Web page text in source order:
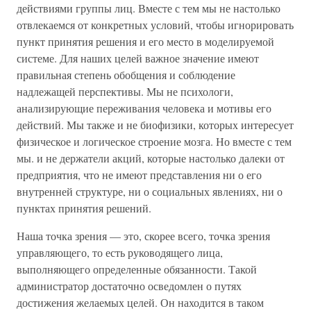
действиями группы лиц. Вместе с тем мы не настолько
отвлекаемся от конкретных условий, чтобы игнорировать
пункт принятия решения и его место в моделируемой
системе. Для наших целей важное значение имеют
правильная степень обобщения и соблюдение
надлежащей перспективы. Мы не психологи,
анализирующие переживания человека и мотивы его
действий. Мы также и не биофизики, которых интересует
физическое и логическое строение мозга. Но вместе с тем
мы. и не держатели акций, которые настолько далеки от
предприятия, что не имеют представления ни о его
внутренней структуре, ни о социальных явлениях, ни о
пунктах принятия решений.
Наша точка зрения — это, скорее всего, точка зрения
управляющего, то есть руководящего лица,
выполняющего определенные обязанности. Такой
администратор достаточно осведомлен о путях
достижения желаемых целей. Он находится в таком